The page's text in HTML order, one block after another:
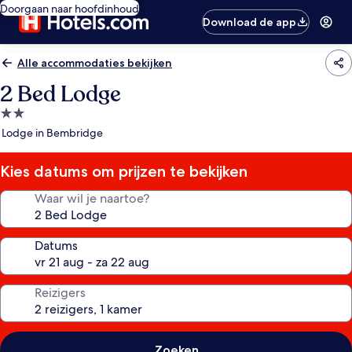
Doorgaan naar hoofdinhoud
Download de app
Alle accommodaties bekijken
2 Bed Lodge
2.0-
sterrenaccommodatie
Lodge in Bembridge
Kies datums om prijzen te bekijken
Waar wil je naartoe?
Datums
Reizigers